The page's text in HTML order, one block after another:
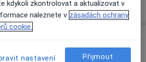
kdykoli zkontrolovat a aktualizovat v
naleznete v zásadách ochrany
cookie.
nastavení Přijmout